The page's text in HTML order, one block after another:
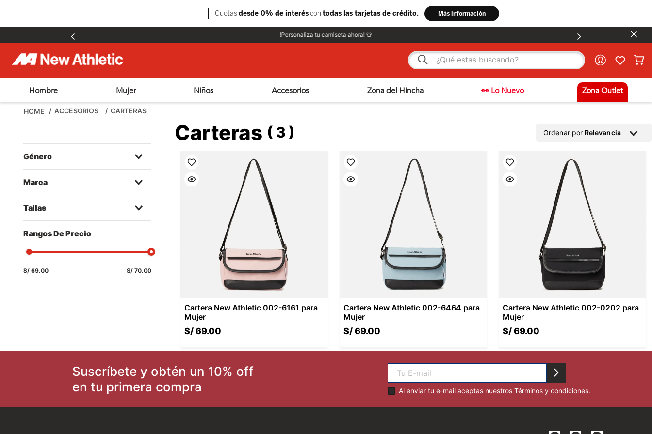
!Personaliza tu camiseta ahora! 👕
¿Qué estas buscando?
Hombre Mujer Niños Accesorios Zona del Hincha 👀 Lo Nuevo Zona Outlet
ACCESORIOS CARTERAS
Género
Marca
Tallas
Rangos De Precio
S/ 69.00 S/ 70.00
Carteras 3 Ordenar por Relevancia
Cartera New Athletic 002-6161 para
Mujer
S/69.00
Cartera New Athletic 002-6464 para
Mujer
S/69.00
Cartera New Athletic 002-0202 para
Mujer
S/69.00
Suscríbete y obtén un 10% off
en tu primera compra
Al enviar tu e-mail aceptas nuestros Términos y condiciones.
1.
zapatillas hombre
3.
zapatillas futbol
5.
zapatillas
6.
outdoor
adt
8.
zapatilla new athletic skateboarding off court 117
9.